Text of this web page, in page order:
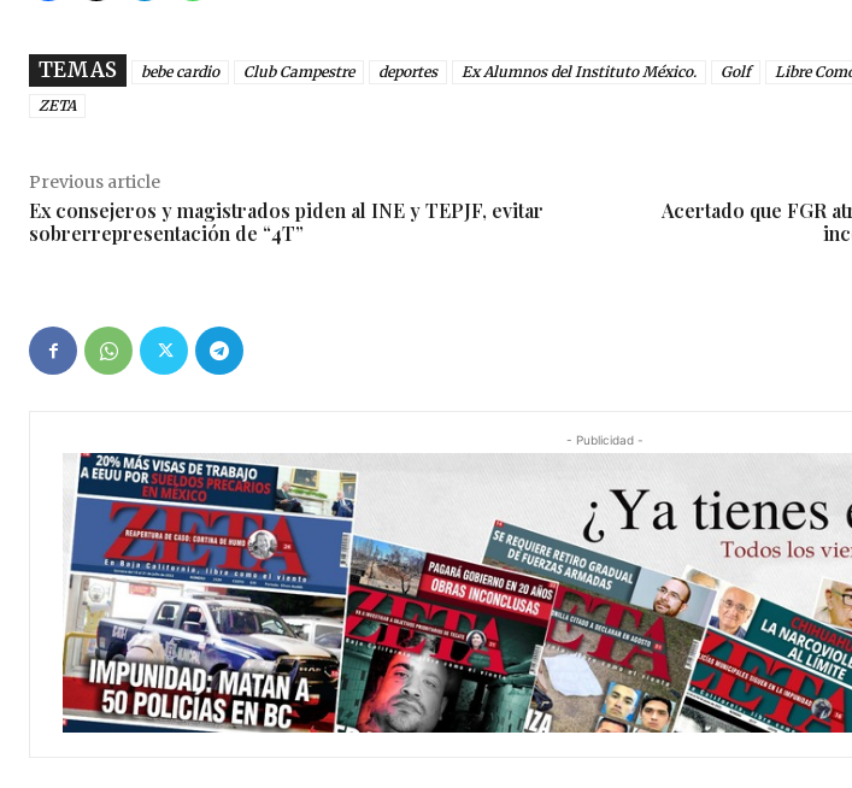
TEMAS bebe cardio Club Campestre deportes Ex Alumnos del Instituto México. Golf Libre
ZETA
Previous article
Ex consejeros y magistrados piden al INE y TEPJF, evitar
sobrerrepresentación de “4T”
Acertado que FGR
- Publicidad -